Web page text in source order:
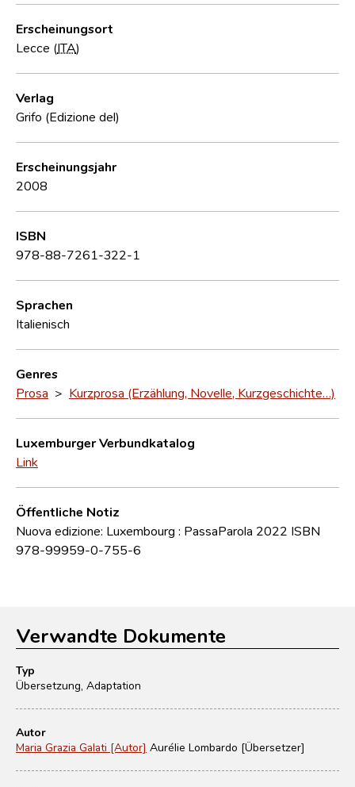
Erscheinungsort
Lecce (ITA)
Verlag
Grifo (Edizione del)
Erscheinungsjahr
2008
ISBN
978-88-7261-322-1
Sprachen
Italienisch
Genres
Prosa > Kurzprosa (Erzählung, Novelle, Kurzgeschichte…)
Luxemburger Verbundkatalog
Link
Öffentliche Notiz
Nuova edizione: Luxembourg : PassaParola 2022 ISBN
978-99959-0-755-6
Verwandte Dokumente
Typ
Übersetzung, Adaptation
Autor
Maria Grazia Galati [Autor] Aurélie Lombardo [Übersetzer]